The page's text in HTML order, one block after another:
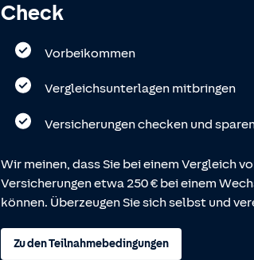
Check
Vorbeikommen
Vergleichsunterlagen mitbringen
Versicherungen checken und
Wir meinen, dass Sie bei einem Vergleich
Versicherungen etwa 250 € bei einem
können. Überzeugen Sie sich selbst und
Zu den Teilnahmebedingungen